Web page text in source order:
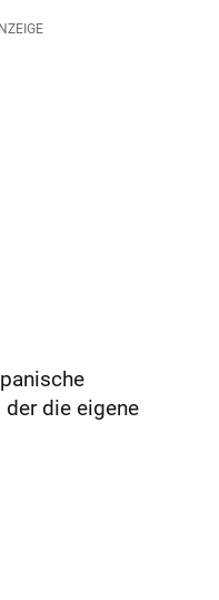
die eigene